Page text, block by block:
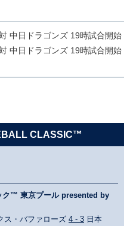
中日ドラゴンズ 19時試合開始
中日ドラゴンズ 19時試合開始
CLASSIC™
ク™ 東京プール presented by
・バファローズ 4 - 3 日本